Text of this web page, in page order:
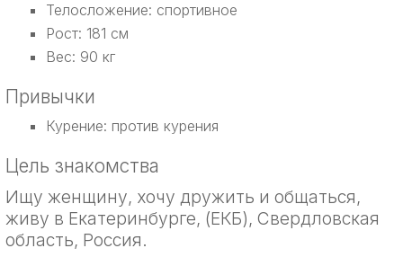
Телосложение: спортивное
Рост: 181 см
Вес: 90 кг
Привычки
Курение: против курения
Цель знакомства
Ищу женщину, хочу дружить и общаться,
живу в Екатеринбурге, (ЕКБ), Свердловская
область, Россия.